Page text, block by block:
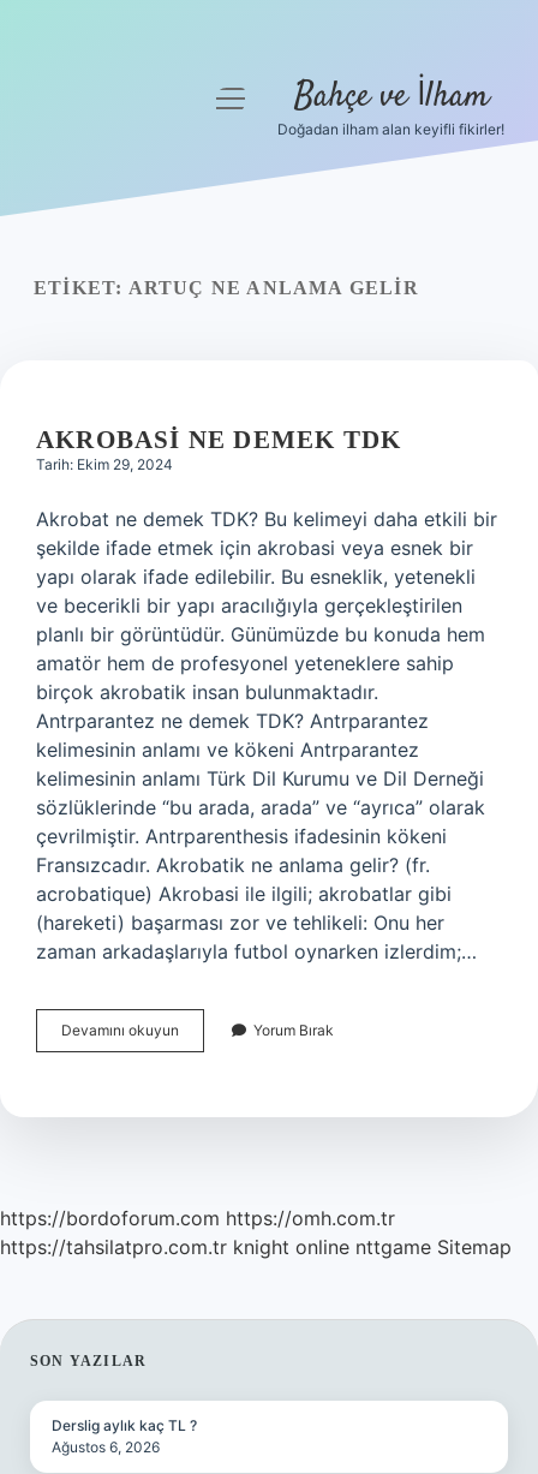
Yasal Uyarı
menüyü
Bahçe ve İlham
Doğadan ilham alan keyifli fikirler!
ETIKET: ARTUÇ NE ANLAMA GELIR
AKROBASI NE DEMEK TDK
Tarih: Ekim 29, 2024
Akrobat ne demek TDK? Bu kelimeyi daha etkili bir
şekilde ifade etmek için akrobasi veya esnek bir
yapı olarak ifade edilebilir. Bu esneklik, yetenekli
ve becerikli bir yapı aracılığıyla gerçekleştirilen
planlı bir görüntüdür. Günümüzde bu konuda hem
amatör hem de profesyonel yeteneklere sahip
birçok akrobatik insan bulunmaktadır.
Antrparantez ne demek TDK? Antrparantez
kelimesinin anlamı ve kökeni Antrparantez
kelimesinin anlamı Türk Dil Kurumu ve Dil Derneği
sözlüklerinde “bu arada, arada” ve “ayrıca” olarak
çevrilmiştir. Antrparenthesis ifadesinin kökeni
Fransızcadır. Akrobatik ne anlama gelir? (fr.
acrobatique) Akrobasi ile ilgili; akrobatlar gibi
(hareketi) başarması zor ve tehlikeli: Onu her
zaman arkadaşlarıyla futbol oynarken izlerdim;…
Devamını okuyun Akrobasi
Ne
Yorum Bırak
https://bordoforum.com https://omh.com.tr
https://tahsilatpro.com.tr knight online nttgame Sitemap
SIDEBAR
SON YAZILAR
Derslig aylık kaç TL ?
Ağustos 6, 2026